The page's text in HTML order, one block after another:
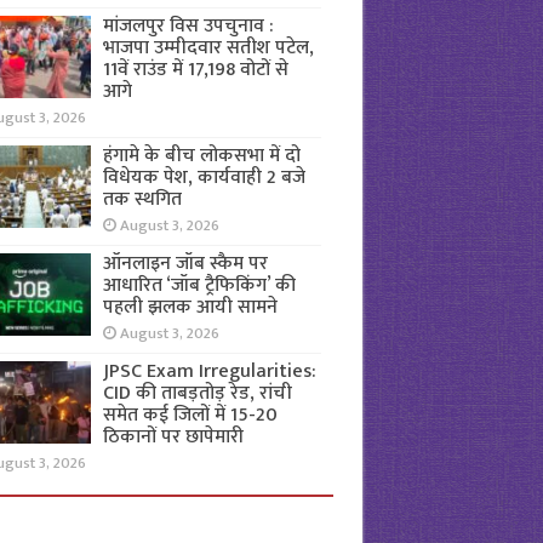
मांजलपुर विस उपचुनाव :
भाजपा उम्मीदवार सतीश पटेल,
11वें राउंड में 17,198 वोटों से
आगे
3, 2026
हंगामे के बीच लोकसभा में दो
विधेयक पेश, कार्यवाही 2 बजे
तक स्थगित
August 3, 2026
ऑनलाइन जॉब स्कैम पर
आधारित ‘जॉब ट्रैफिकिंग’ की
पहली झलक आयी सामने
August 3, 2026
JPSC Exam Irregularities:
CID की ताबड़तोड़ रेड, रांची
समेत कई जिलों में 15-20
ठिकानों पर छापेमारी
3, 2026